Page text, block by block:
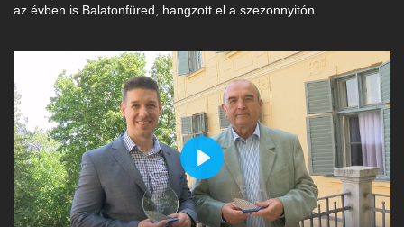
az évben is Balatonfüred, hangzott el a szezonnyitón.
Play